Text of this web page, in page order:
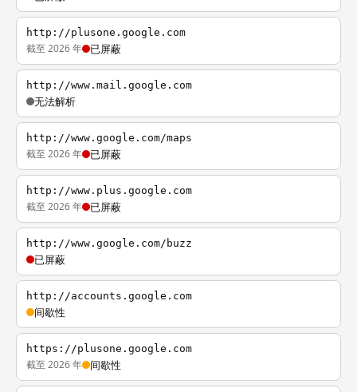
http://plusone.google.com
截至 2026 年 已屏蔽
http://www.mail.google.com
无法解析
http://www.google.com/maps
截至 2026 年 已屏蔽
http://www.plus.google.com
截至 2026 年 已屏蔽
http://www.google.com/buzz
已屏蔽
http://accounts.google.com
间歇性
https://plusone.google.com
截至 2026 年 间歇性